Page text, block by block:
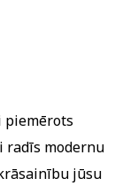
piemērots
radīs modernu
jūsu